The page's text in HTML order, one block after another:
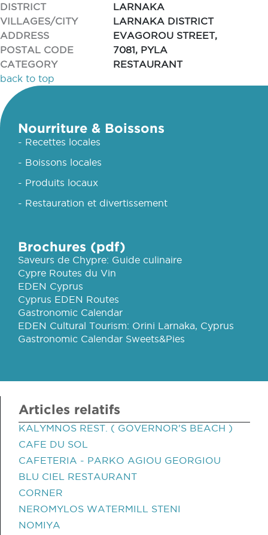
DISTRICT
LARNAKA
VILLAGES/CITY
LARNAKA DISTRICT
ADDRESS
EVAGOROU STREET,
POSTAL CODE
7081, PYLA
CATEGORY
RESTAURANT
back to top
Nourriture & Boissons
- Recettes locales
- Boissons locales
- Produits locaux
- Restauration et divertissement
Brochures (pdf)
Saveurs de Chypre: Guide culinaire
Cypre Routes du Vin
EDEN Cyprus
Cyprus EDEN Routes
Gastronomic Calendar
EDEN Cultural Tourism: Orini Larnaka, Cyprus
Gastronomic Calendar Sweets&Pies
Articles relatifs
KALYMNOS REST. ( GOVERNOR'S BEACH )
CAFE DU SOL
CAFETERIA - PARKO AGIOU GEORGIOU
BLU CIEL RESTAURANT
CORNER
NEROMYLOS WATERMILL STENI
NOMIYA